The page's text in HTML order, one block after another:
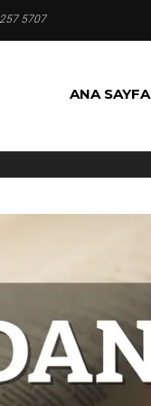
5707
ANA SAYFA